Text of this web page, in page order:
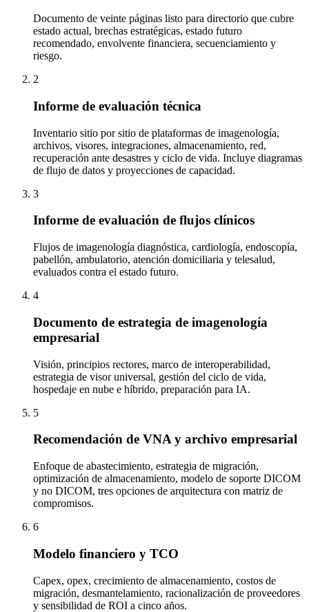
Documento de veinte páginas listo para directorio que cubre
estado actual, brechas estratégicas, estado futuro
recomendado, envolvente financiera, secuenciamiento y
riesgo.
2
Informe de evaluación técnica
Inventario sitio por sitio de plataformas de imagenología,
archivos, visores, integraciones, almacenamiento, red,
recuperación ante desastres y ciclo de vida. Incluye diagramas
de flujo de datos y proyecciones de capacidad.
3
Informe de evaluación de flujos clínicos
Flujos de imagenología diagnóstica, cardiología, endoscopía,
pabellón, ambulatorio, atención domiciliaria y telesalud,
evaluados contra el estado futuro.
4
Documento de estrategia de imagenología
empresarial
Visión, principios rectores, marco de interoperabilidad,
estrategia de visor universal, gestión del ciclo de vida,
hospedaje en nube e híbrido, preparación para IA.
5
Recomendación de VNA y archivo empresarial
Enfoque de abastecimiento, estrategia de migración,
optimización de almacenamiento, modelo de soporte DICOM
y no DICOM, tres opciones de arquitectura con matriz de
compromisos.
6
Modelo financiero y TCO
Capex, opex, crecimiento de almacenamiento, costos de
migración, desmantelamiento, racionalización de proveedores
y sensibilidad de ROI a cinco años.